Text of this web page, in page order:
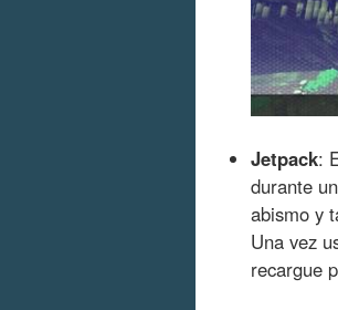
Jetpack:
durante
abismo y
Una vez
recargue